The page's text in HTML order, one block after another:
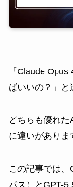
「Claude
ばいいの？」と
どちらも優れ
に違いがありま
この記事では
パス）とGPT-